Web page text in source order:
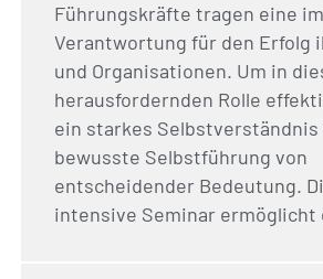
Führungskräfte tragen eine
Verantwortung für den Erfolg
und Organisationen. Um in
herausfordernden Rolle
ein starkes Selbstverständnis
bewusste Selbstführung von
entscheidender Bedeutung.
intensive Seminar ermöglicht